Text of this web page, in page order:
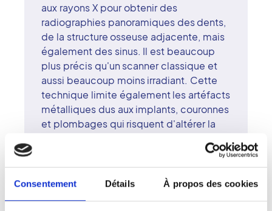
Consentement Détails À propos des cookies
aux rayons X pour obtenir des
radiographies panoramiques des dents,
de la structure osseuse adjacente, mais
également des sinus. Il est beaucoup
plus précis qu'un scanner classique et
aussi beaucoup moins irradiant. Cette
technique limite également les artéfacts
métalliques dus aux implants, couronnes
et plombages qui risquent d'altérer la
dentiste le prescrivent pour déceler des
foyers d'infection dentaires, pour
évaluer l'état de la mâchoire avant la